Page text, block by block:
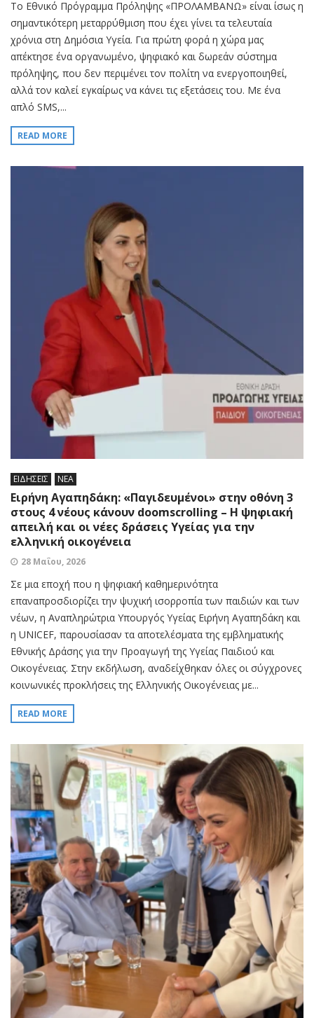
Το Εθνικό Πρόγραμμα Πρόληψης «ΠΡΟΛΑΜΒΑΝΩ» είναι ίσως η
σημαντικότερη μεταρρύθμιση που έχει γίνει τα τελευταία
χρόνια στη Δημόσια Υγεία. Για πρώτη φορά η χώρα μας
απέκτησε ένα οργανωμένο, ψηφιακό και δωρεάν σύστημα
πρόληψης, που δεν περιμένει τον πολίτη να ενεργοποιηθεί,
αλλά τον καλεί εγκαίρως να κάνει τις εξετάσεις του. Με ένα
απλό SMS,...
READ MORE
ΕΙΔΗΣΕΙΣ ΝΕΑ
Ειρήνη Αγαπηδάκη: «Παγιδευμένοι» στην οθόνη 3
στους 4 νέους κάνουν doomscrolling – Η ψηφιακή
απειλή και οι νέες δράσεις Υγείας για την
ελληνική οικογένεια
28 Μαΐου, 2026
Σε μια εποχή που η ψηφιακή καθημερινότητα
επαναπροσδιορίζει την ψυχική ισορροπία των παιδιών και των
νέων, η Αναπληρώτρια Υπουργός Υγείας Ειρήνη Αγαπηδάκη και
η UNICEF, παρουσίασαν τα αποτελέσματα της εμβληματικής
Εθνικής Δράσης για την Προαγωγή της Υγείας Παιδιού και
Οικογένειας. Στην εκδήλωση, αναδείχθηκαν όλες οι σύγχρονες
κοινωνικές προκλήσεις της Ελληνικής Οικογένειας με...
READ MORE